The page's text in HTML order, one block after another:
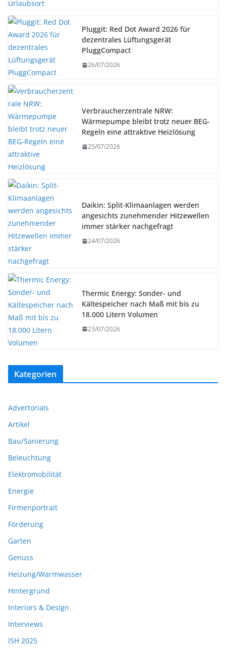
Pluggit: Red Dot Award 2026 für
dezentrales Lüftungsgerät
PluggCompact
26/07/2026
Verbraucherzentrale NRW:
Wärmepumpe bleibt trotz neuer BEG-
Regeln eine attraktive Heizlösung
25/07/2026
Daikin: Split-Klimaanlagen werden
angesichts zunehmender Hitzewellen
immer stärker nachgefragt
24/07/2026
Thermic Energy: Sonder- und
Kältespeicher nach Maß mit bis zu
18.000 Litern Volumen
23/07/2026
Kategorien
Advertorials
Artikel
Bau/Sanierung
Beleuchtung
Elektromobilität
Energie
Firmenportrait
Förderung
Garten
Genuss
Heizung/Warmwasser
Hintergrund
Interiors & Design
Interviews
ISH 2025